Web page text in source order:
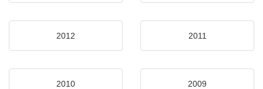
2012 2011
2010 2009